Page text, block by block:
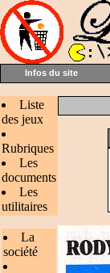
Infos du site
Liste
des jeux
Rubriques
Les
documents
Les
utilitaires
La
société